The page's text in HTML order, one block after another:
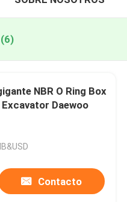
(6)
NBR O Ring Box
Daewoo
Contacto